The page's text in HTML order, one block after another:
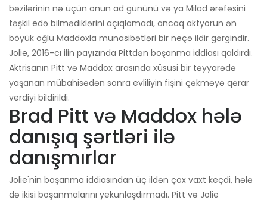
bəzilərinin nə üçün onun ad gününü və ya Milad ərəfəsini
təşkil edə bilmədiklərini açıqlamadı, ancaq aktyorun ən
böyük oğlu Maddoxla münasibətləri bir neçə ildir gərgindir.
Jolie, 2016-cı ilin payızında Pittdən boşanma iddiası qaldırdı.
Aktrisanın Pitt və Maddox arasında xüsusi bir təyyarədə
yaşanan mübahisədən sonra evliliyin fişini çəkməyə qərar
verdiyi bildirildi.
Brad Pitt və Maddox hələ
danışıq şərtləri ilə
danışmırlar
Jolie'nin boşanma iddiasından üç ildən çox vaxt keçdi, hələ
də ikisi boşanmalarını yekunlaşdırmadı. Pitt və Jolie